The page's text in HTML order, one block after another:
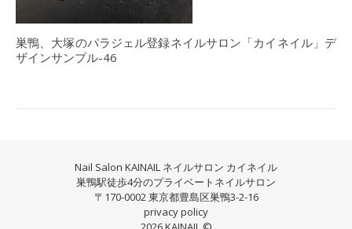
巣鴨、大塚のパラジェル登録ネイルサロン「カイネイル」デ
ザインサンプル-46
Nail Salon KAINAIL ネイルサロン カイネイル
巣鴨駅徒歩4分のプライベートネイルサロン
〒170-0002 東京都豊島区巣鴨3-2-16
privacy policy